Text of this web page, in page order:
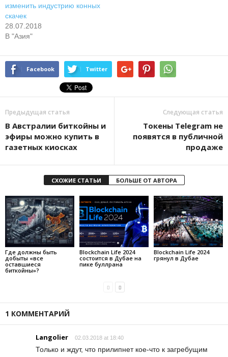
изменить индустрию конных
скачек
28.07.2018
В "Азия"
Facebook Twitter
Предыдущая статья
В Австралии биткойны и
эфиры можно купить в
газетных киосках
Следующая статья
Токены Telegram не
появятся в публичной
продаже
СХОЖИЕ СТАТЬИ БОЛЬШЕ ОТ АВТОРА
Где должны быть
добыты «все
оставшиеся
биткойны»?
Blockchain Life 2024
состоится в Дубае на
пике буллрана
Blockchain Life 2024
грянул в Дубае
1 КОММЕНТАРИЙ
Langolier 02.03.2018 at 18:40
Только и ждут, что прилипнет кое-что к загребущим